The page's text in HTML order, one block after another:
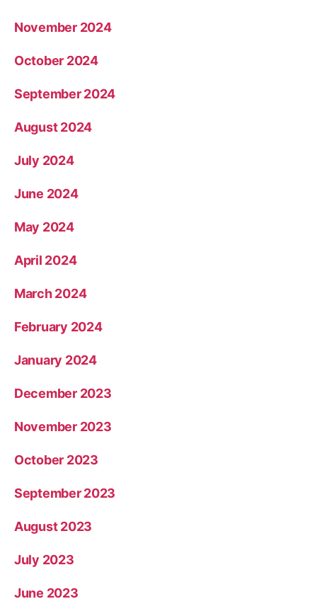
November 2024
October 2024
September 2024
August 2024
July 2024
June 2024
May 2024
April 2024
March 2024
February 2024
January 2024
December 2023
November 2023
October 2023
September 2023
August 2023
July 2023
June 2023